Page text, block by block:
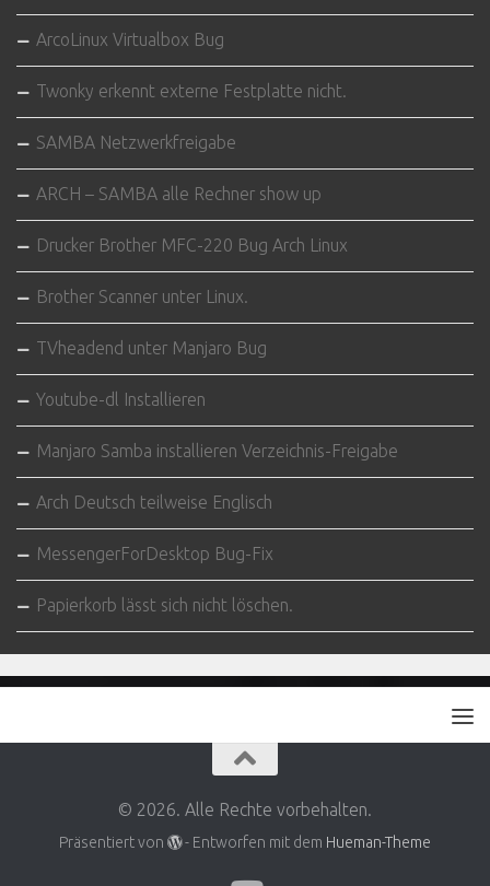
ArcoLinux Virtualbox Bug
Twonky erkennt externe Festplatte nicht.
SAMBA Netzwerkfreigabe
ARCH – SAMBA alle Rechner show up
Drucker Brother MFC-220 Bug Arch Linux
Brother Scanner unter Linux.
TVheadend unter Manjaro Bug
Youtube-dl Installieren
Manjaro Samba installieren Verzeichnis-Freigabe
Arch Deutsch teilweise Englisch
MessengerForDesktop Bug-Fix
Papierkorb lässt sich nicht löschen.
© 2026. Alle Rechte vorbehalten.
Präsentiert von - Entworfen mit dem Hueman-Theme